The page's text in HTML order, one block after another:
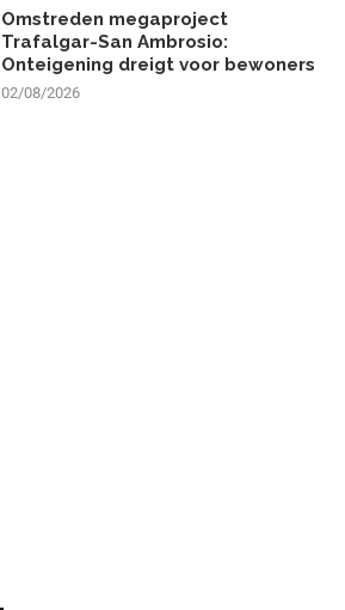
Omstreden megaproject
Trafalgar-San Ambrosio:
Onteigening dreigt voor bewoners
02/08/2026